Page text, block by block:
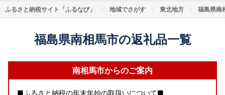
ふるさと納税サイト「ふるなび」 地域でさがす 東北地方 福島県南
福島県南相馬市の返礼品一覧
南相馬市からのご案内
■ふるさと納税の年末年始の取扱いについて■